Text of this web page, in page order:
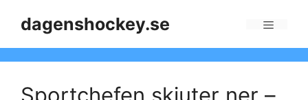
dagenshockey.se
Sportchefen skjuter ner –